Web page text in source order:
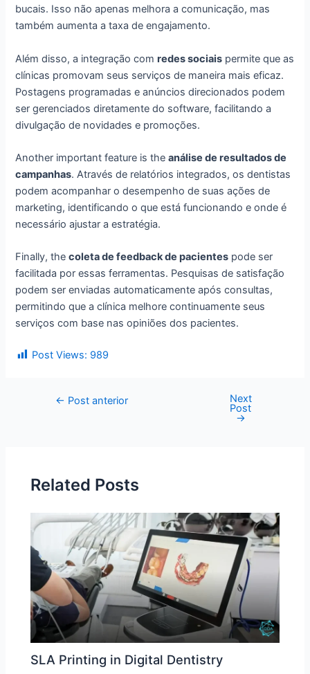
bucais. Isso não apenas melhora a comunicação, mas
também aumenta a taxa de engajamento.
Além disso, a integração comredes sociais permite que as
clínicas promovam seus serviços de maneira mais eficaz.
Postagens programadas e anúncios direcionados podem
ser gerenciados diretamente do software, facilitando a
divulgação de novidades e promoções.
Another important feature is theanálise de resultados de
campanhas. Através de relatórios integrados, os dentistas
podem acompanhar o desempenho de suas ações de
marketing, identificando o que está funcionando e onde é
necessário ajustar a estratégia.
Finally, thecoleta de feedback de pacientes pode ser
facilitada por essas ferramentas. Pesquisas de satisfação
podem ser enviadas automaticamente após consultas,
permitindo que a clínica melhore continuamente seus
serviços com base nas opiniões dos pacientes.
Post Views: 989
← Post anterior Next
Post
→
Related Posts
SLA Printing in Digital Dentistry